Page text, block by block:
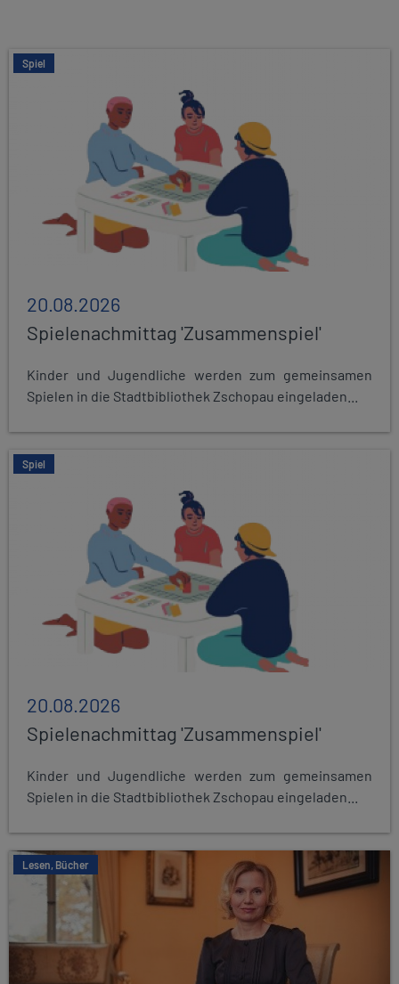
Spiel
20.08.2026
Spielenachmittag 'Zusammenspiel'
Kinder und Jugendliche werden zum gemeinsamen
Spielen in die Stadtbibliothek Zschopau eingeladen...
Spiel
20.08.2026
Spielenachmittag 'Zusammenspiel'
Kinder und Jugendliche werden zum gemeinsamen
Spielen in die Stadtbibliothek Zschopau eingeladen...
Lesen, Bücher